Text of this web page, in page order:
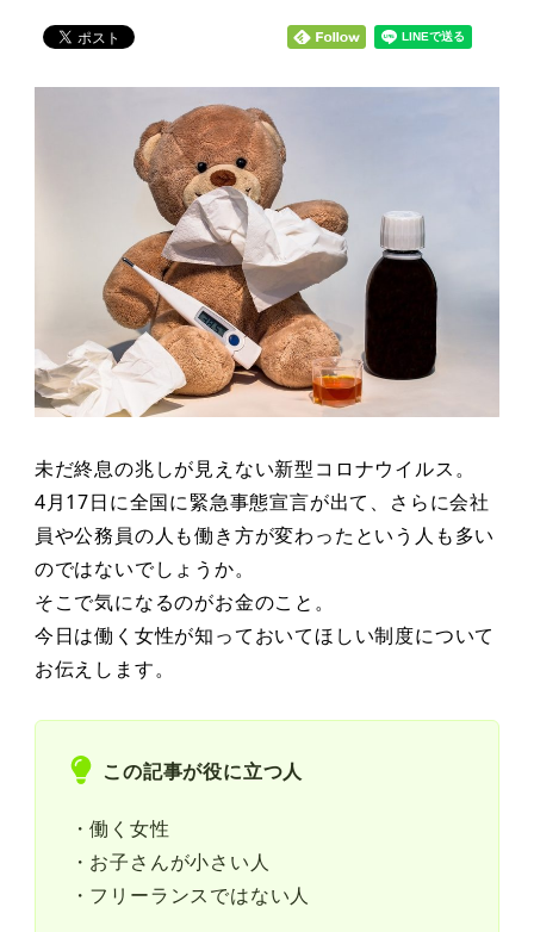
未だ終息の兆しが見えない新型コロナウイルス。
4月17日に全国に緊急事態宣言が出て、さらに会社
員や公務員の人も働き方が変わったという人も多い
のではないでしょうか。
そこで気になるのがお金のこと。
今日は働く女性が知っておいてほしい制度について
お伝えします。
この記事が役に立つ人
・働く女性
・お子さんが小さい人
・フリーランスではない人